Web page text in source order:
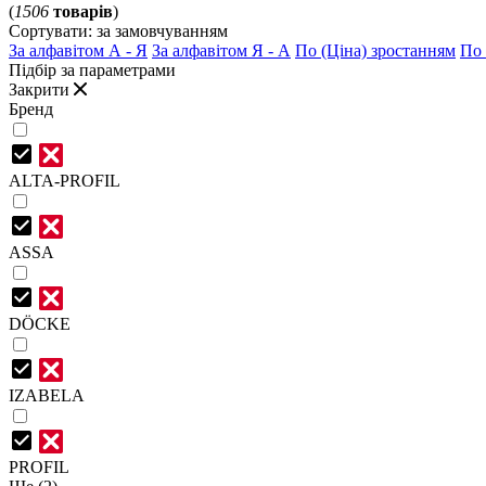
(1506 товарів)
Сортувати: за замовчуванням
За алфавітом А - Я За алфавітом Я - А По (Ціна) зростанням По
Підбір за параметрами
Закрити
Бренд
ALTA-PROFIL
ASSA
DÖCKE
IZABELA
PROFIL